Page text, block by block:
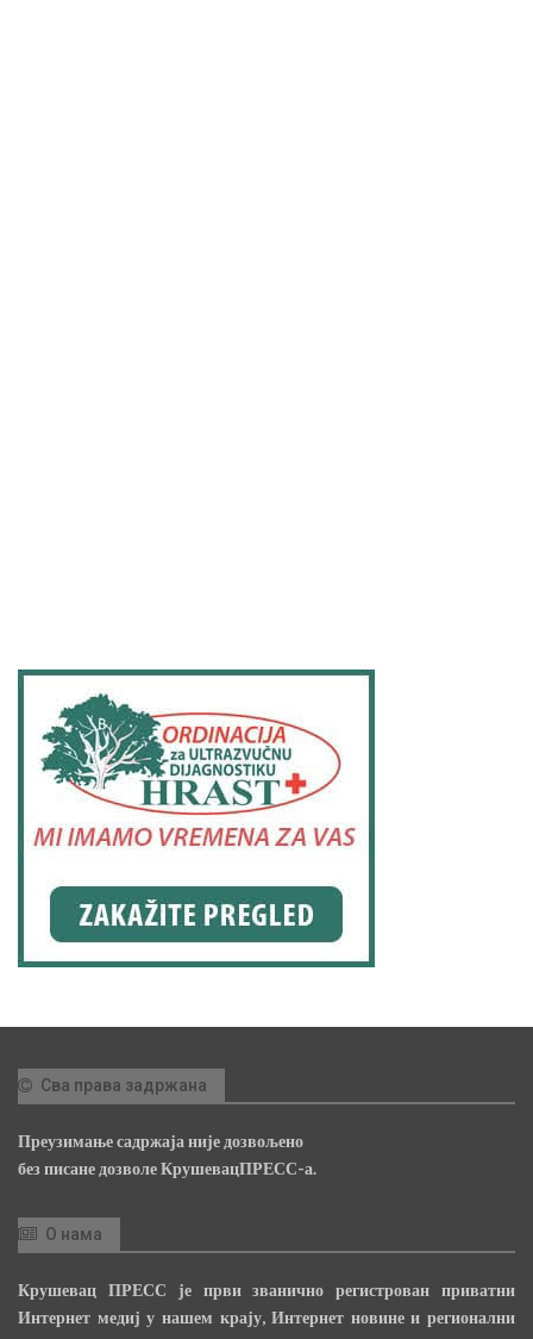
Сва права задржана
Преузимање садржаја није дозвољено
без писане дозволе КрушевацПРЕСС-а.
О нама
Крушевац ПРЕСС је први званично регистрован приватни
Интернет медиј у нашем крају, Интернет новине и регионални